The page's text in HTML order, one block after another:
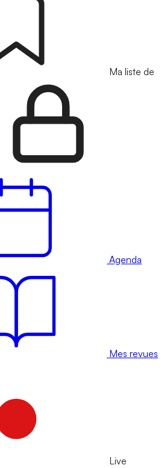
Ma liste de
Agenda
Mes revues
Live